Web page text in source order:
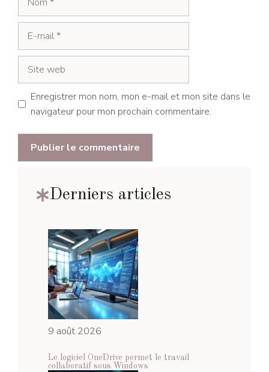
mail
web
Enregistrer mon nom, mon e-mail et mon site dans le
navigateur pour mon prochain commentaire.
Derniers articles
9 août 2026
Le logiciel OneDrive permet le travail
collaboratif sous Windows